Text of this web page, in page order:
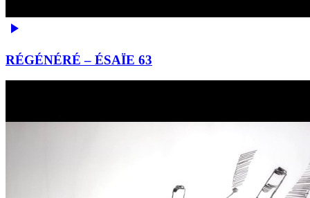
RÉGÉNÉRÉ – ÉSAÏE 63